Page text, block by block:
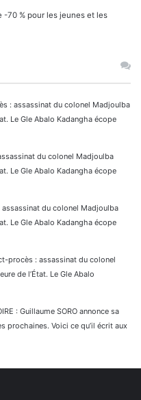
-70 % pour les jeunes et les
: assassinat du colonel Madjoulba
Le Gle Abalo Kadangha écope
du colonel Madjoulba
Le Gle Abalo Kadangha écope
du colonel Madjoulba
Le Gle Abalo Kadangha écope
procès : assassinat du colonel
de l’État. Le Gle Abalo
: Guillaume SORO annonce sa
prochaines. Voici ce qu’il écrit aux